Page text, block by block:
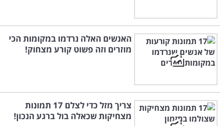
האנשים האלה נרדמו במקומות הכי
מוזרים וזה פשוט קורע מצחוק!
צריך מזל כדי לצלם 17 תמונות
מצחיקות שכאלה בול ברגע הנכון!